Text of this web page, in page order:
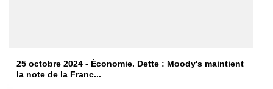
25 octobre 2024 - Économie. Dette : Moody's maintient
la note de la Franc...